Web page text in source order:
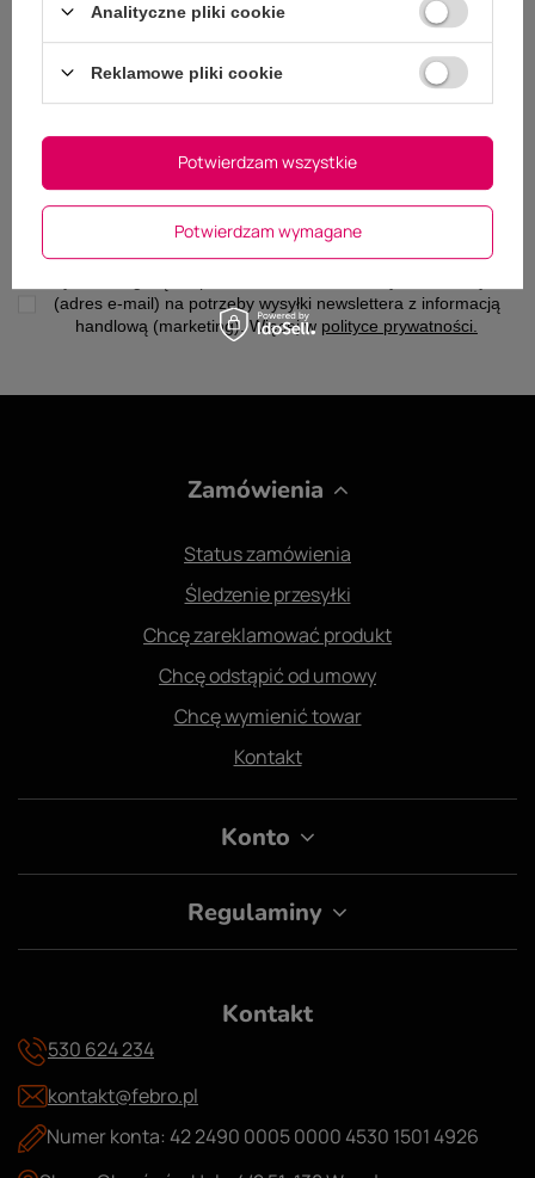
Newsletter rozsyłamy rzadko, ale wierz mi - tylko
Podaj swoje imię
Podaj swój adres e-mail
(adres e-mail) na potrzeby wysyłki newslettera z informacją
handlową (marketing). Więcej w polityce prywatności.
Zapisz się
Zamówienia
Status zamówienia
Śledzenie przesyłki
Chcę zareklamować produkt
Chcę odstąpić od umowy
Chcę wymienić towar
Kontakt
Konto
Regulaminy
Kontakt
530 624 234
kontakt@febro.pl
Numer konta: 42 2490 0005 0000 4530 1501 4926
Analityczne pliki cookie
Reklamowe pliki cookie
Potwierdzam wymagane
Potwierdzam wszystkie